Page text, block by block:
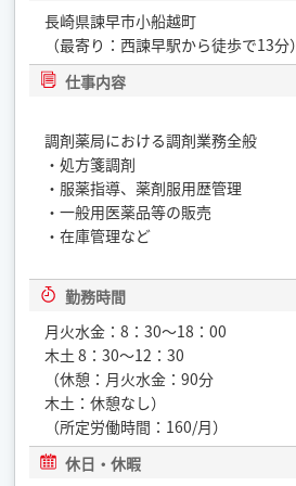
長崎県諫早市小船越町
（最寄り：西諫早駅から徒歩で13分）
仕事内容
調剤薬局における調剤業務全般
・処方箋調剤
・服薬指導、薬剤服用歴管理
・一般用医薬品等の販売
・在庫管理など
勤務時間
月火水金：8：30〜18：00
木土 8：30〜12：30
（休憩：月火水金：90分
木土：休憩なし）
（所定労働時間：160/月）
休日・休暇